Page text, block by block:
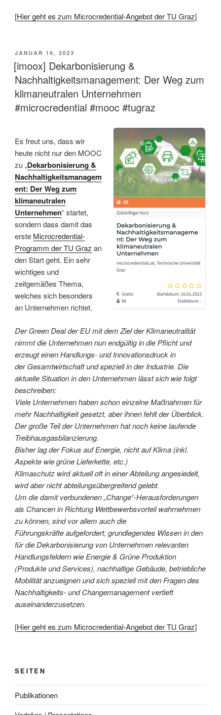
[Hier geht es zum Microcredential-Angebot der TU Graz]
VERÖFFENTLICHT
AM
JANUAR 16, 2023
[imoox] Dekarbonisierung &
Nachhaltigkeitsmanagement: Der Weg zum
klimaneutralen Unternehmen
#microcredential #mooc #tugraz
Es freut uns, dass wir
heute nicht nur den MOOC
zu „Dekarbonisierung &
Nachhaltigkeitsmanagem
ent: Der Weg zum
klimaneutralen
Unternehmen“ startet,
sondern dass damit das
erste Microcredential-
Programm der TU Graz an
den Start geht. Ein sehr
wichtiges und
zeitgemäßes Thema,
welches sich besonders
an Unternehmen richtet.
Der Green Deal der EU mit dem Ziel der Klimaneutralität
nimmt die Unternehmen nun endgültig in die Pflicht und
erzeugt einen Handlungs- und Innovationsdruck in
der Gesamtwirtschaft und speziell in der Industrie. Die
aktuelle Situation in den Unternehmen lässt sich wie folgt
beschreiben:
Viele Unternehmen haben schon einzelne Maßnahmen für
mehr Nachhaltigkeit gesetzt, aber ihnen fehlt der Überblick.
Der große Teil der Unternehmen hat noch keine laufende
Treibhausgasbilanzierung.
Bisher lag der Fokus auf Energie, nicht auf Klima (inkl.
Aspekte wie grüne Lieferkette, etc.)
Klimaschutz wird aktuell oft in einer Abteilung angesiedelt,
wird aber nicht abteilungsübergreifend gelebt.
Um die damit verbundenen „Change“-Herausforderungen
als Chancen in Richtung Wettbewerbsvorteil wahrnehmen
zu können, sind vor allem auch die
Führungskräfte aufgefordert, grundlegendes Wissen in den
für die Dekarbonisierung von Unternehmen relevanten
Handlungsfeldern wie Energie & Grüne Produktion
(Produkte und Services), nachhaltige Gebäude, betriebliche
Mobilität anzueignen und sich speziell mit den Fragen des
Nachhaltigkeits- und Changemanagement vertieft
auseinanderzusetzen.
[Hier geht es zum Microcredential-Angebot der TU Graz]
SEITEN
Publikationen